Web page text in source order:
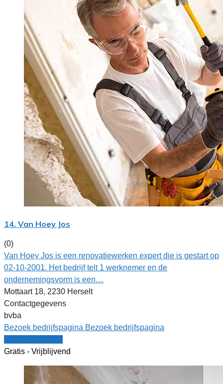
14. Van Hoey Jos
(0)
Van Hoey Jos is een renovatiewerken expert die is gestart op
02-10-2001. Het bedrijf telt 1 werknemer en de
ondernemingsvorm is een…
Mottaart 18, 2230 Herselt
Contactgegevens
bvba
Bezoek bedrijfspagina Bezoek bedrijfspagina
Gratis - Vrijblijvend